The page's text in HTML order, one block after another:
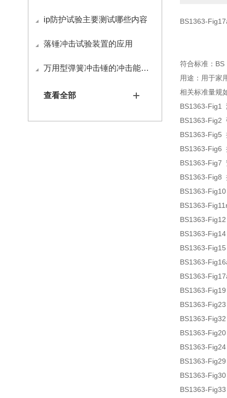
ip防护试验主要测试哪些内容
落锤冲击试验装置的应用
万用型弹簧冲击锤的冲击能量如何调节？
查看全部
BS1363-
符合标准：
用途：用于家
相关标准量规
BS1363-Fig1
BS1363-Fig2
BS1363-Fig5
BS1363-Fig6
BS1363-Fig7
BS1363-Fig8
BS1363-
BS1363-
BS1363-
BS1363-
BS1363-
BS1363-
BS1363-
BS1363-
BS1363-
BS1363-
BS1363-
BS1363-
BS1363-
BS1363-
BS1363-